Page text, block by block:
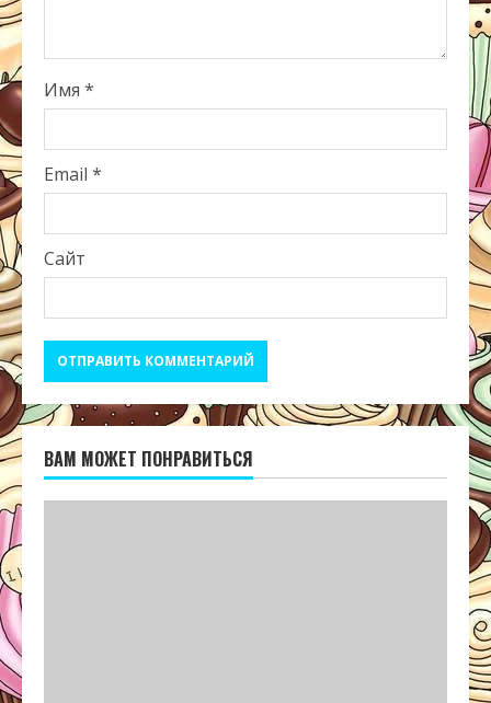
Имя *
Email *
Сайт
ВАМ МОЖЕТ ПОНРАВИТЬСЯ